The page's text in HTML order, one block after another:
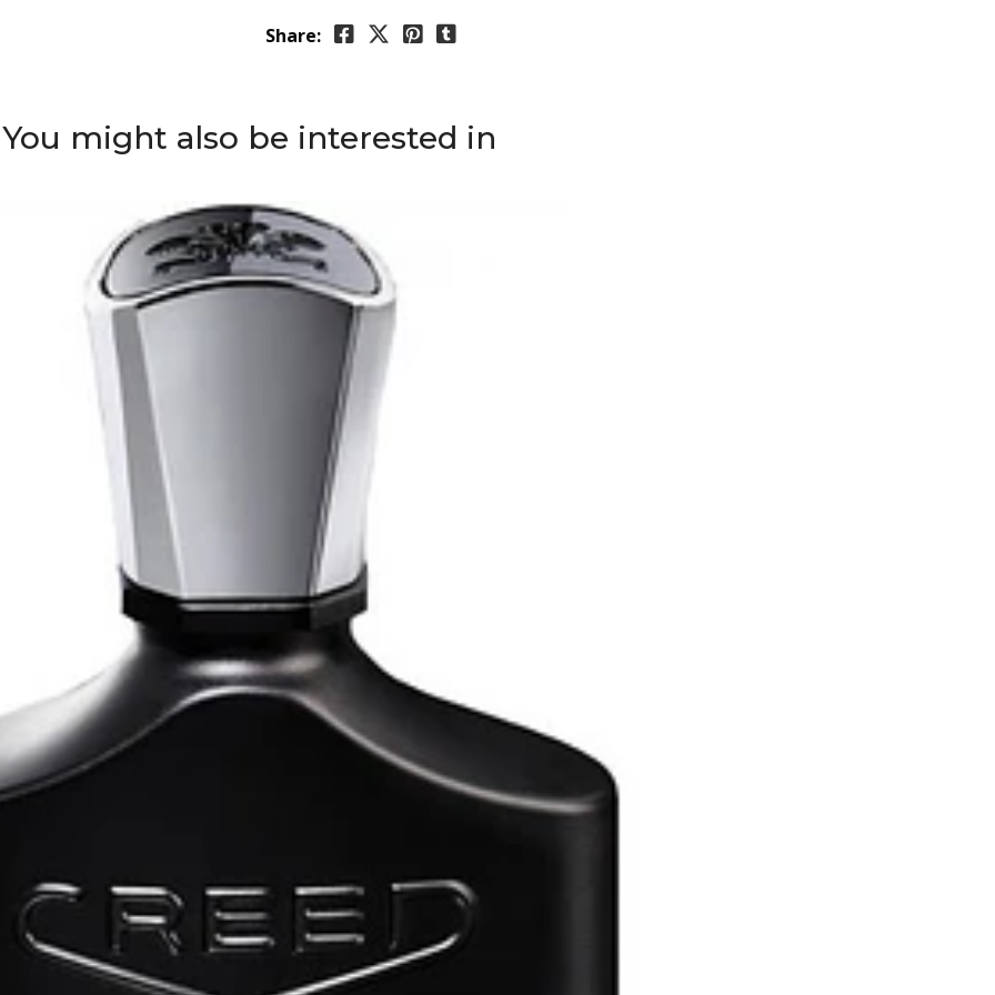
Share:
You might also be interested in